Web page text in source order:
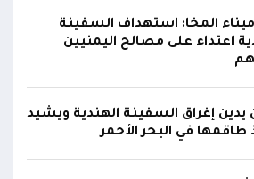
بتعيين أحمد سعيد بن بريك وراشد
مستشارين لرئيس مجلس القيادة
إلى رتبة فريق
ميناء المخا: استهداف السفينة
اعتداء على مصالح اليمنيين
يدين إغراق السفينة الهندية ويشيد
طاقمها في البحر الأحمر